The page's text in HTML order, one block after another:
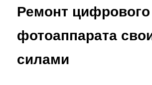
Ремонт цифрового
фотоаппарата
силами